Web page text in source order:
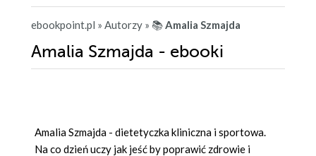
ebookpoint.pl » Autorzy » 📚Amalia Szmajda
Amalia Szmajda - ebooki
Amalia Szmajda - dietetyczka kliniczna i sportowa.
Na co dzień uczy jak jeść by poprawić zdrowie i